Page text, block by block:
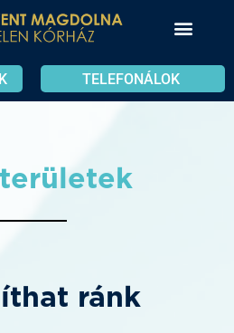
TELEFONÁLOK
ránk